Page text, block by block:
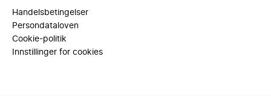
Handelsbetingelser
Persondataloven
Cookie-politik
Innstillinger for cookies